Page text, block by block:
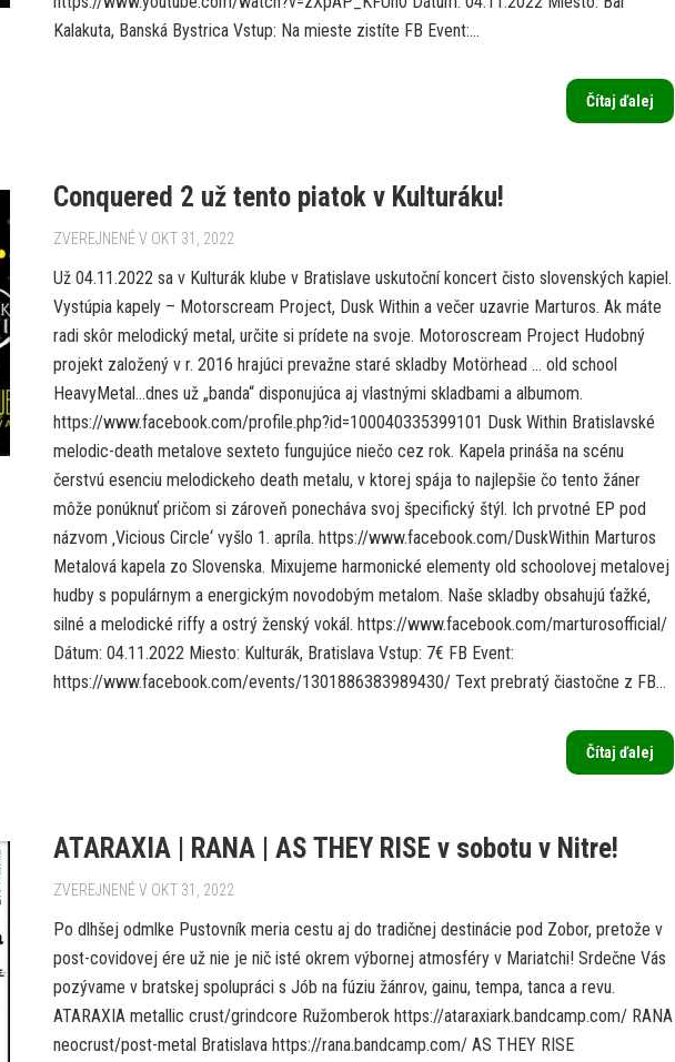
Kalakuta, Banská Bystrica Vstup: Na mieste zistíte FB Event:...
Čítaj ďalej
Conquered 2 už tento piatok v Kulturáku!
ZVEREJNENÉ V OKT 31, 2022
Už 04.11.2022 sa v Kulturák klube v Bratislave uskutoční koncert čisto slovenských kapiel.
Vystúpia kapely – Motorscream Project, Dusk Within a večer uzavrie Marturos. Ak máte
radi skôr melodický metal, určite si prídete na svoje. Motoroscream Project Hudobný
projekt založený v r. 2016 hrajúci prevažne staré skladby Motörhead … old school
HeavyMetal…dnes už „banda“ disponujúca aj vlastnými skladbami a albumom.
https://www.facebook.com/profile.php?id=100040335399101 Dusk Within Bratislavské
melodic-death metalove sexteto fungujúce niečo cez rok. Kapela prináša na scénu
čerstvú esenciu melodickeho death metalu, v ktorej spája to najlepšie čo tento žáner
môže ponúknuť pričom si zároveň ponecháva svoj špecifický štýl. Ich prvotné EP pod
názvom ‚Vicious Circle‘ vyšlo 1. apríla. https://www.facebook.com/DuskWithin Marturos
Metalová kapela zo Slovenska. Mixujeme harmonické elementy old schoolovej metalovej
hudby s populárnym a energickým novodobým metalom. Naše skladby obsahujú ťažké,
silné a melodické riffy a ostrý ženský vokál. https://www.facebook.com/marturosofficial/
Dátum: 04.11.2022 Miesto: Kulturák, Bratislava Vstup: 7€ FB Event:
https://www.facebook.com/events/1301886383989430/ Text prebratý čiastočne z FB...
Čítaj ďalej
ATARAXIA | RANA | AS THEY RISE v sobotu v Nitre!
ZVEREJNENÉ V OKT 31, 2022
Po dlhšej odmlke Pustovník meria cestu aj do tradičnej destinácie pod Zobor, pretože v
post-covidovej ére už nie je nič isté okrem výbornej atmosféry v Mariatchi! Srdečne Vás
pozývame v bratskej spolupráci s Jób na fúziu žánrov, gainu, tempa, tanca a revu.
ATARAXIA metallic crust/grindcore Ružomberok https://ataraxiark.bandcamp.com/ RANA
neocrust/post-metal Bratislava https://rana.bandcamp.com/ AS THEY RISE